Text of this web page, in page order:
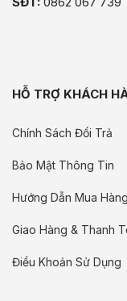
HỖ TRỢ KHÁCH
Chính Sách Đổi Trả
Bảo Mật Thông Tin
Hướng Dẫn Mua Hàng
Giao Hàng & Thanh
Điều Khoản Sử Dụng